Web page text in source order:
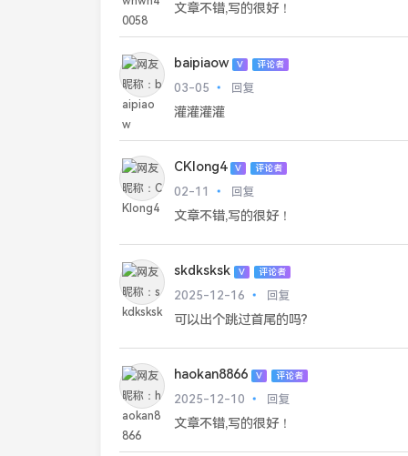
文章不错,写的很好！
baipiaow V 评论者
03-05
回复
灌灌灌灌
CKlong4 V 评论者
02-11
回复
文章不错,写的很好！
skdksksk V 评论者
2025-12-16
回复
可以出个跳过首尾的吗?
haokan8866 V 评论者
2025-12-10
回复
文章不错,写的很好！